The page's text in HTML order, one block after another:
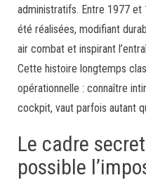
administratifs. Entre 1977
été réalisées, modifiant
air combat et inspirant
Cette histoire longtemps
opérationnelle : connaître
cockpit, vaut parfois autant
Le cadre
possible